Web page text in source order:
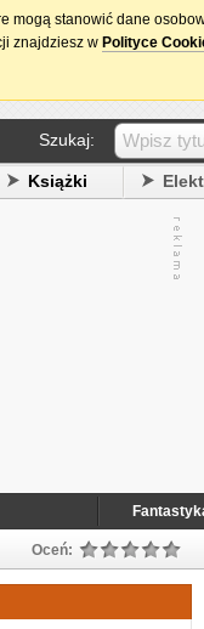
DataPremiery.pl
Szukaj:
Książki
Oceń:
mogą stanowić dane
znajdziesz w Polityce